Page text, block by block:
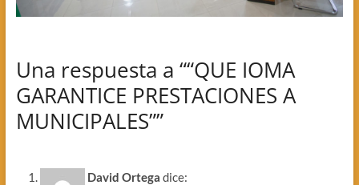
Una respuesta a ““QUE IOMA
GARANTICE PRESTACIONES A
MUNICIPALES””
David Ortega dice: